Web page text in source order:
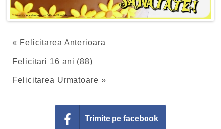
« Felicitarea Anterioara
Felicitari 16 ani (88)
Felicitarea Urmatoare »
Trimite pe facebook